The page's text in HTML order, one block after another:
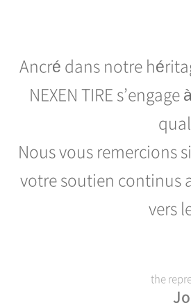
Ancré dans notre
NEXEN TIRE
Nous vous remercions
votre soutien continus
vers
the